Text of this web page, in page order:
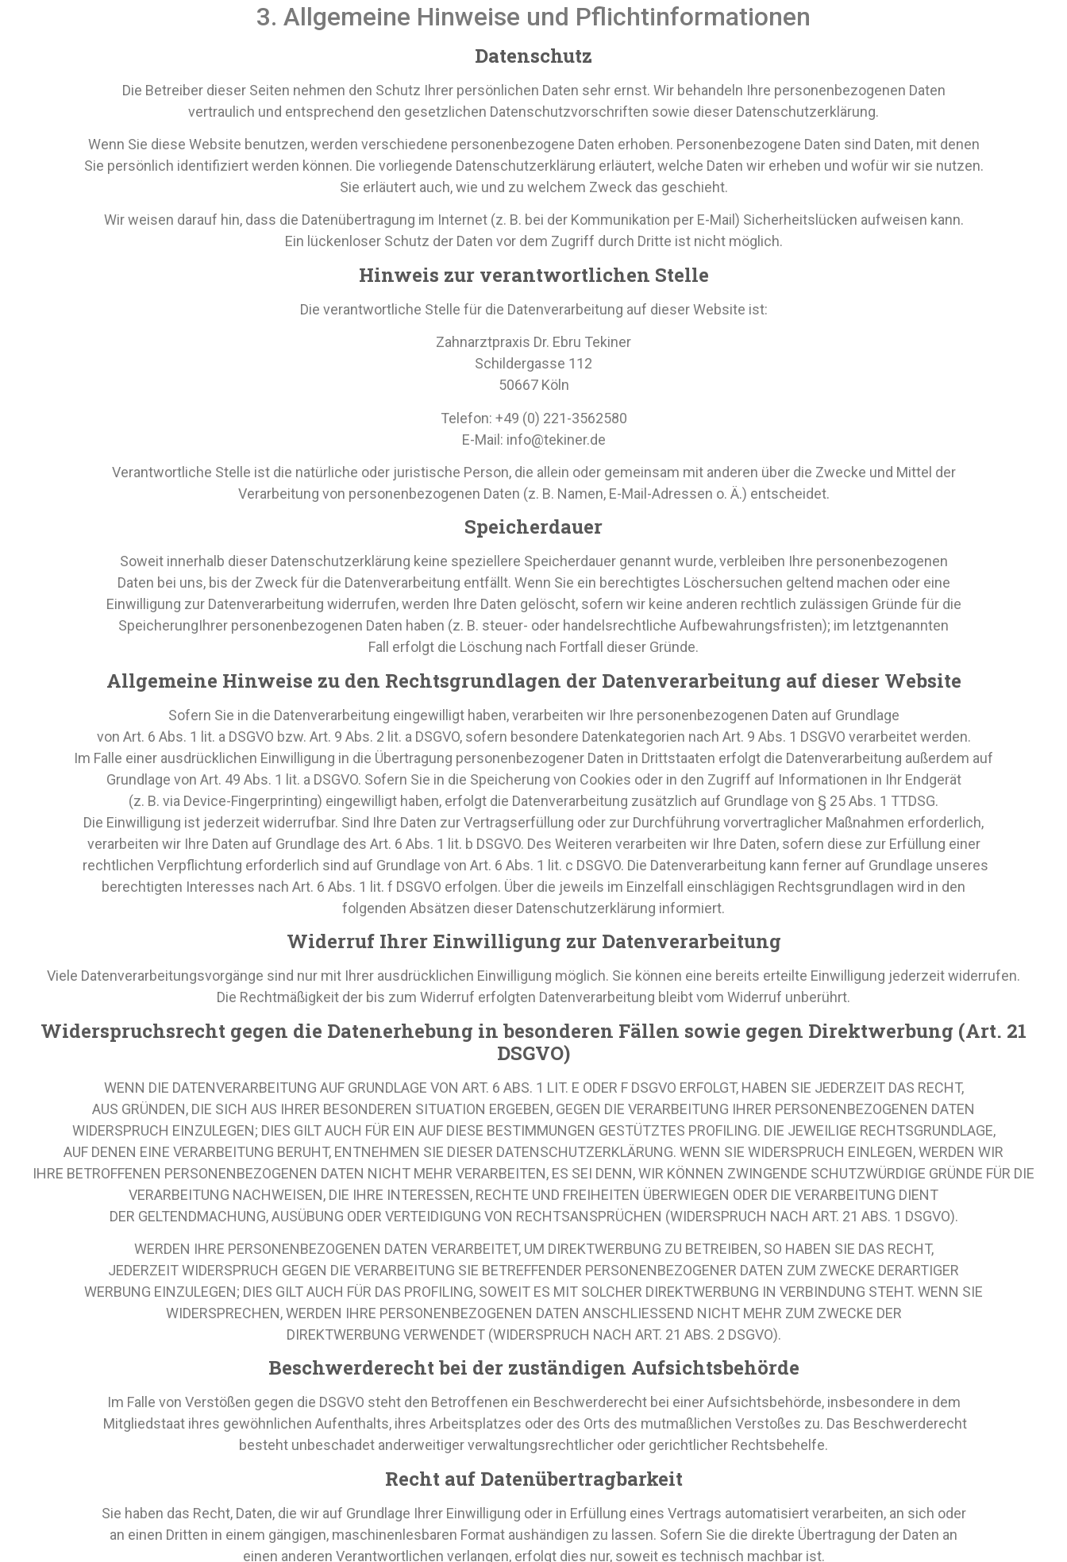
3. Allgemeine Hinweise und Pflicht­informationen
Datenschutz
Die Betreiber dieser Seiten nehmen den Schutz Ihrer persönlichen Daten sehr ernst. Wir behandeln Ihre personenbezogenen Daten
vertraulich und entsprechend den gesetzlichen Datenschutzvorschriften sowie dieser Datenschutzerklärung.
Wenn Sie diese Website benutzen, werden verschiedene personenbezogene Daten erhoben. Personenbezogene Daten sind Daten, mit denen
Sie persönlich identifiziert werden können. Die vorliegende Datenschutzerklärung erläutert, welche Daten wir erheben und wofür wir sie nutzen.
Sie erläutert auch, wie und zu welchem Zweck das geschieht.
Wir weisen darauf hin, dass die Datenübertragung im Internet (z. B. bei der Kommunikation per E-Mail) Sicherheitslücken aufweisen kann.
Ein lückenloser Schutz der Daten vor dem Zugriff durch Dritte ist nicht möglich.
Hinweis zur verantwortlichen Stelle
Die verantwortliche Stelle für die Datenverarbeitung auf dieser Website ist:
Zahnarztpraxis Dr. Ebru Tekiner
Schildergasse 112
50667 Köln
Telefon: +49 (0) 221-3562580
E-Mail: info@tekiner.de
Verantwortliche Stelle ist die natürliche oder juristische Person, die allein oder gemeinsam mit anderen über die Zwecke und Mittel der
Verarbeitung von personenbezogenen Daten (z. B. Namen, E-Mail-Adressen o. Ä.) entscheidet.
Speicherdauer
Soweit innerhalb dieser Datenschutzerklärung keine speziellere Speicherdauer genannt wurde, verbleiben Ihre personenbezogenen
Daten bei uns, bis der Zweck für die Datenverarbeitung entfällt. Wenn Sie ein berechtigtes Löschersuchen geltend machen oder eine
Einwilligung zur Datenverarbeitung widerrufen, werden Ihre Daten gelöscht, sofern wir keine anderen rechtlich zulässigen Gründe für die
SpeicherungIhrer personenbezogenen Daten haben (z. B. steuer- oder handelsrechtliche Aufbewahrungsfristen); im letztgenannten
Fall erfolgt die Löschung nach Fortfall dieser Gründe.
Allgemeine Hinweise zu den Rechtsgrundlagen der Datenverarbeitung auf dieser Website
Sofern Sie in die Datenverarbeitung eingewilligt haben, verarbeiten wir Ihre personenbezogenen Daten auf Grundlage
von Art. 6 Abs. 1 lit. a DSGVO bzw. Art. 9 Abs. 2 lit. a DSGVO, sofern besondere Datenkategorien nach Art. 9 Abs. 1 DSGVO verarbeitet werden.
Im Falle einer ausdrücklichen Einwilligung in die Übertragung personenbezogener Daten in Drittstaaten erfolgt die Datenverarbeitung außerdem auf
Grundlage von Art. 49 Abs. 1 lit. a DSGVO. Sofern Sie in die Speicherung von Cookies oder in den Zugriff auf Informationen in Ihr Endgerät
(z. B. via Device-Fingerprinting) eingewilligt haben, erfolgt die Datenverarbeitung zusätzlich auf Grundlage von § 25 Abs. 1 TTDSG.
Die Einwilligung ist jederzeit widerrufbar. Sind Ihre Daten zur Vertragserfüllung oder zur Durchführung vorvertraglicher Maßnahmen erforderlich,
verarbeiten wir Ihre Daten auf Grundlage des Art. 6 Abs. 1 lit. b DSGVO. Des Weiteren verarbeiten wir Ihre Daten, sofern diese zur Erfüllung einer
rechtlichen Verpflichtung erforderlich sind auf Grundlage von Art. 6 Abs. 1 lit. c DSGVO. Die Datenverarbeitung kann ferner auf Grundlage unseres
berechtigten Interesses nach Art. 6 Abs. 1 lit. f DSGVO erfolgen. Über die jeweils im Einzelfall einschlägigen Rechtsgrundlagen wird in den
folgenden Absätzen dieser Datenschutzerklärung informiert.
Widerruf Ihrer Einwilligung zur Datenverarbeitung
Viele Datenverarbeitungsvorgänge sind nur mit Ihrer ausdrücklichen Einwilligung möglich. Sie können eine bereits erteilte Einwilligung jederzeit widerrufen.
Die Rechtmäßigkeit der bis zum Widerruf erfolgten Datenverarbeitung bleibt vom Widerruf unberührt.
Widerspruchsrecht gegen die Datenerhebung in besonderen Fällen sowie gegen Direktwerbung (Art. 21
DSGVO)
WENN DIE DATENVERARBEITUNG AUF GRUNDLAGE VON ART. 6 ABS. 1 LIT. E ODER F DSGVO ERFOLGT, HABEN SIE JEDERZEIT DAS RECHT,
AUS GRÜNDEN, DIE SICH AUS IHRER BESONDEREN SITUATION ERGEBEN, GEGEN DIE VERARBEITUNG IHRER PERSONENBEZOGENEN DATEN
WIDERSPRUCH EINZULEGEN; DIES GILT AUCH FÜR EIN AUF DIESE BESTIMMUNGEN GESTÜTZTES PROFILING. DIE JEWEILIGE RECHTSGRUNDLAGE,
AUF DENEN EINE VERARBEITUNG BERUHT, ENTNEHMEN SIE DIESER DATENSCHUTZERKLÄRUNG. WENN SIE WIDERSPRUCH EINLEGEN, WERDEN WIR
IHRE BETROFFENEN PERSONENBEZOGENEN DATEN NICHT MEHR VERARBEITEN, ES SEI DENN, WIR KÖNNEN ZWINGENDE SCHUTZWÜRDIGE GRÜNDE FÜR DIE
VERARBEITUNG NACHWEISEN, DIE IHRE INTERESSEN, RECHTE UND FREIHEITEN ÜBERWIEGEN ODER DIE VERARBEITUNG DIENT
DER GELTENDMACHUNG, AUSÜBUNG ODER VERTEIDIGUNG VON RECHTSANSPRÜCHEN (WIDERSPRUCH NACH ART. 21 ABS. 1 DSGVO).
WERDEN IHRE PERSONENBEZOGENEN DATEN VERARBEITET, UM DIREKTWERBUNG ZU BETREIBEN, SO HABEN SIE DAS RECHT,
JEDERZEIT WIDERSPRUCH GEGEN DIE VERARBEITUNG SIE BETREFFENDER PERSONENBEZOGENER DATEN ZUM ZWECKE DERARTIGER
WERBUNG EINZULEGEN; DIES GILT AUCH FÜR DAS PROFILING, SOWEIT ES MIT SOLCHER DIREKTWERBUNG IN VERBINDUNG STEHT. WENN SIE
WIDERSPRECHEN, WERDEN IHRE PERSONENBEZOGENEN DATEN ANSCHLIESSEND NICHT MEHR ZUM ZWECKE DER
DIREKTWERBUNG VERWENDET (WIDERSPRUCH NACH ART. 21 ABS. 2 DSGVO).
Beschwerde­recht bei der zuständigen Aufsichts­behörde
Im Falle von Verstößen gegen die DSGVO steht den Betroffenen ein Beschwerderecht bei einer Aufsichtsbehörde, insbesondere in dem
Mitgliedstaat ihres gewöhnlichen Aufenthalts, ihres Arbeitsplatzes oder des Orts des mutmaßlichen Verstoßes zu. Das Beschwerderecht
besteht unbeschadet anderweitiger verwaltungsrechtlicher oder gerichtlicher Rechtsbehelfe.
Recht auf Daten­übertrag­barkeit
Sie haben das Recht, Daten, die wir auf Grundlage Ihrer Einwilligung oder in Erfüllung eines Vertrags automatisiert verarbeiten, an sich oder
an einen Dritten in einem gängigen, maschinenlesbaren Format aushändigen zu lassen. Sofern Sie die direkte Übertragung der Daten an
einen anderen Verantwortlichen verlangen, erfolgt dies nur, soweit es technisch machbar ist.